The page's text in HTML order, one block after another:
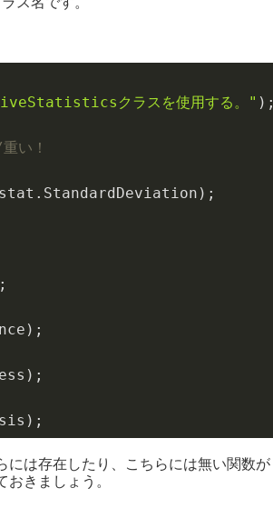
クラスを使用する。" ) ;
い！
stat .StandardDeviation)
には存在したり、こちらには無い関数が
きましょう。